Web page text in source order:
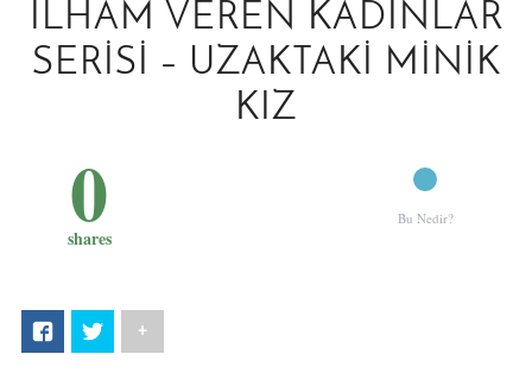
İLHAM VEREN KADINLAR
SERISI – UZAKTAKI MINIK
KIZ
0
shares
+
Bu Nedir?